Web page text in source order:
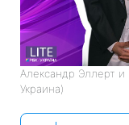
Александр Эллерт
Украина)